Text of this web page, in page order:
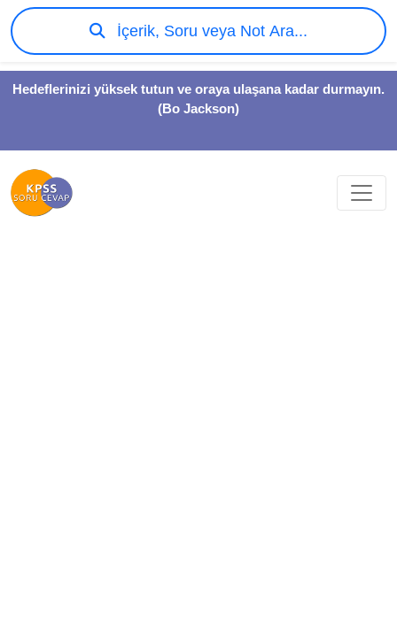
Hedeflerinizi yüksek tutun ve oraya ulaşana kadar durmayın.
(Bo Jackson)
İçerik, Soru veya Not Ara...